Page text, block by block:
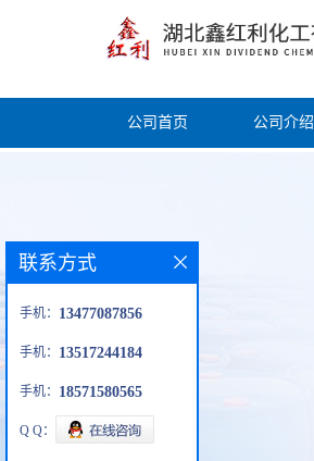
公司首页 公司介绍
联系方式
手机： 13477087856
手机： 13517244184
手机： 18571580565
Q Q：